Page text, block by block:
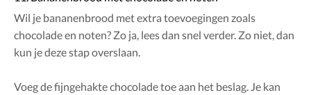
Wil je bananenbrood met extra toevoegingen zoals
chocolade en noten? Zo ja, lees dan snel verder. Zo niet, dan
kun je deze stap overslaan.
Voeg de fijngehakte chocolade toe aan het beslag. Je kan